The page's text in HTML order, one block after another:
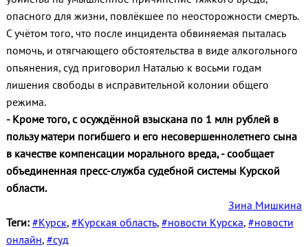
опасного для жизни, повлёкшее по неосторожности смерть.
С учётом того, что после инцидента обвиняемая пыталась
помочь, и отягчающего обстоятельства в виде алкогольного
опьянения, суд приговорил Наталью к восьми годам
лишения свободы в исправительной колонии общего
режима.
- Кроме того, с осуждённой взыскана по 1 млн рублей в
пользу матери погибшего и его несовершеннолетнего сына
в качестве компенсации морального вреда, - сообщает
объединенная пресс-служба судебной системы Курской
области.
Зина Мишкина
Теги: #Курск, #Курская область, #новости Курска, #новости
онлайн, #суд